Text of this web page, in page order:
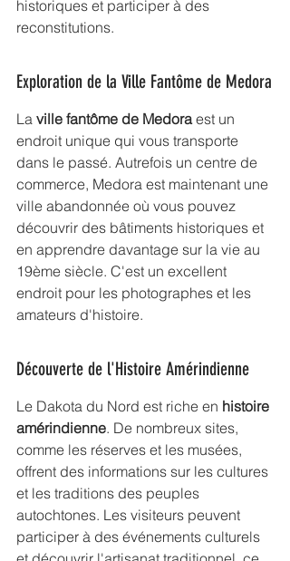
historiques et participer à des
reconstitutions.
Exploration de la Ville Fantôme de Medora
La ville fantôme de Medora est un
endroit unique qui vous transporte
dans le passé. Autrefois un centre de
commerce, Medora est maintenant une
ville abandonnée où vous pouvez
découvrir des bâtiments historiques et
en apprendre davantage sur la vie au
19ème siècle. C'est un excellent
endroit pour les photographes et les
amateurs d'histoire.
Découverte de l'Histoire Amérindienne
Le Dakota du Nord est riche en histoire
amérindienne. De nombreux sites,
comme les réserves et les musées,
offrent des informations sur les cultures
et les traditions des peuples
autochtones. Les visiteurs peuvent
participer à des événements culturels